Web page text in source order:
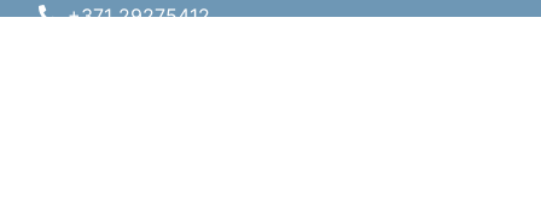
+371 29275412